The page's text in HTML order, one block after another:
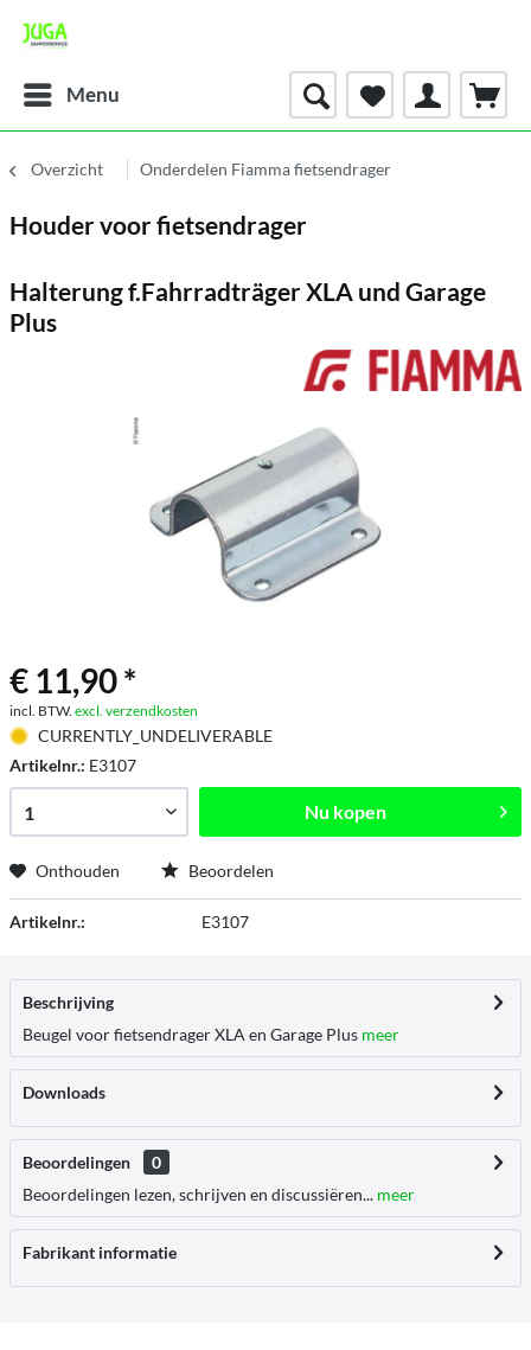
Menu
Overzicht Onderdelen Fiamma fietsendrager
Houder voor fietsendrager
Halterung f.Fahrradträger XLA und Garage
Plus
€ 11,90 *
incl. BTW. excl. verzendkosten
CURRENTLY_UNDELIVERABLE
Artikelnr.: E3107
Nu kopen
Onthouden Beoordelen
Artikelnr.: E3107
Beschrijving
Beugel voor fietsendrager XLA en Garage Plus meer
Downloads
Beoordelingen
0
Beoordelingen lezen, schrijven en discussiëren... meer
Fabrikant informatie